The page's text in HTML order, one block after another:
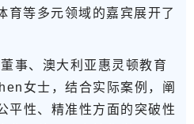
育等多元领域的嘉宾展开了
事、澳大利亚惠灵顿教育
女士 ，结合实际案例，阐
平性、精准性方面的突破性